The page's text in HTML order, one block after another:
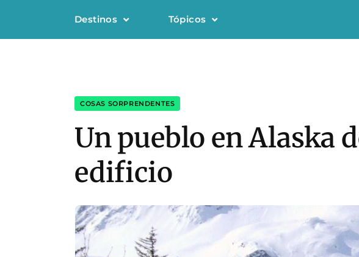
Destinos Tópicos
COSAS SORPRENDENTES
Un pueblo en Alaska
edificio